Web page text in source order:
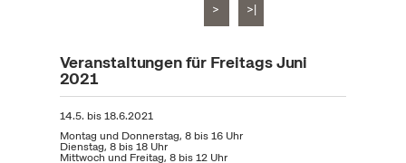
> >|
Veranstaltungen für Freitags Juni
2021
14.5. bis18.6.2021
Montag und Donnerstag, 8 bis 16 Uhr
Dienstag, 8 bis 18 Uhr
Mittwoch und Freitag, 8 bis 12 Uhr